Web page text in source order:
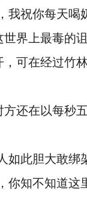
我祝你每天
界上最毒的诅
可在经过竹
还在以每秒
如此胆大敢绑
你知不知道这